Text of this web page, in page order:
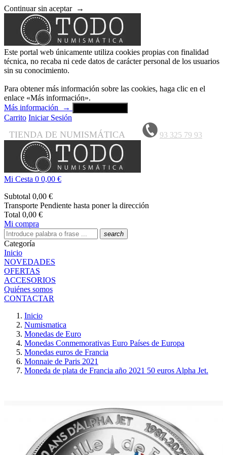
Continuar sin aceptar →
Este portal web únicamente utiliza cookies propias con finalidad
técnica, no recaba ni cede datos de carácter personal de los usuarios
sin su conocimiento.
Para obtener más información sobre las cookies, haga clic en el
enlace «Más información».
Más información
→
Carrito Iniciar Sesión
TIENDA DE NUMISMÁTICA 93 325 79 93
Mi Cesta 0 0,00 €
Subtotal 0,00 €
Transporte Pendiente hasta poner la dirección
Total 0,00 €
Mi compra
search
Categoría
Inicio
NOVEDADES
OFERTAS
ACCESORIOS
Quiénes somos
CONTACTAR
Inicio
Numismatica
Monedas de Euro
Monedas Conmemorativas Euro Países de Europa
Monedas euros de Francia
Monnaie de Paris 2021
Moneda de plata de Francia año 2021 50 euros Alpha Jet.